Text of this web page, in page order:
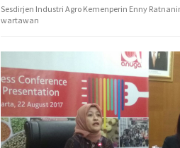
Sesdirjen Industri Agro Kemenperin Enny
wartawan